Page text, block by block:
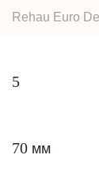
Rehau Euro
5
70 мм